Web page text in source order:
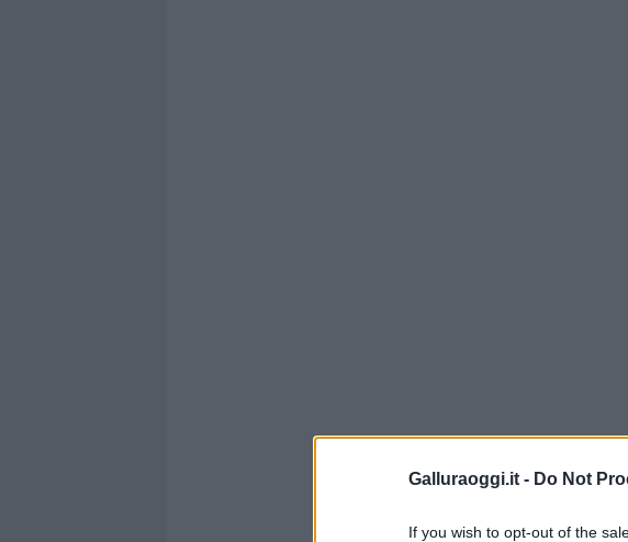
Galluraoggi.it - Do Not
If you wish to opt-out of the